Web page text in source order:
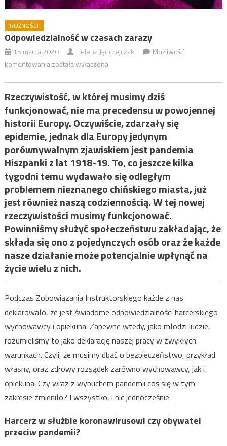
ROŻNOŚCI
Odpowiedzialność w czasach zarazy
15 marca 2020 Helena Jędrzejczak
Możliwość
komentowaniaOdpowiedzialność
zarazy
została wyłączona
Rzeczywistość, w której musimy dziś
funkcjonować, nie ma precedensu w powojennej
historii Europy. Oczywiście, zdarzały się
epidemie, jednak dla Europy jedynym
porównywalnym zjawiskiem jest pandemia
Hiszpanki z lat 1918-19. To, co jeszcze kilka
tygodni temu wydawało się odległym
problemem nieznanego chińskiego miasta, już
jest również naszą codziennością. W tej nowej
rzeczywistości musimy funkcjonować.
Powinniśmy służyć społeczeństwu zakładając, że
składa się ono z pojedynczych osób oraz że każde
nasze działanie może potencjalnie wpłynąć na
życie wielu z nich.
Podczas Zobowiązania Instruktorskiego każde z nas
deklarowało, że jest świadome odpowiedzialności harcerskiego
wychowawcy i opiekuna. Zapewne wtedy, jako młodzi ludzie,
rozumieliśmy to jako deklarację naszej pracy w zwykłych
warunkach. Czyli, że musimy dbać o bezpieczeństwo, przykład
własny, oraz zdrowy rozsądek zarówno wychowawcy, jak i
opiekuna. Czy wraz z wybuchem pandemii coś się w tym
zakresie zmieniło? I wszystko, i nic jednocześnie.
Harcerz w służbie koronawirusowi czy obywatel
przeciw pandemii?